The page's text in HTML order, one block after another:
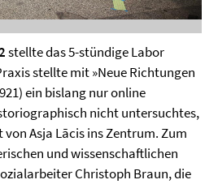
stellte das 5-stündige Labor
stellte mit »Neue Richtungen
ein bislang nur online
nicht untersuchtes,
Asja Lācis ins Zentrum. Zum
und wissenschaftlichen
Christoph Braun, die